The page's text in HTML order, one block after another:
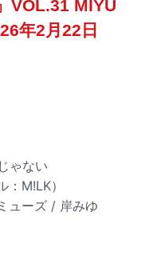
VOL.31 MIYU
年2月22日
ゃない
M!LK）
ューズ / 岸みゆ